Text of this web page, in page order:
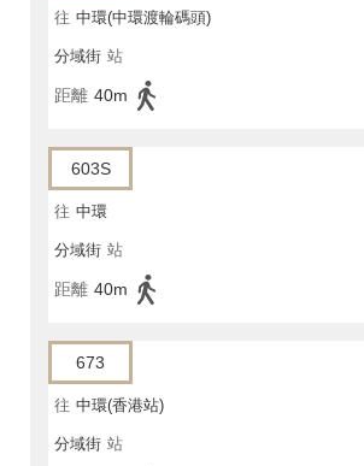
往 中環(中環渡輪碼頭)
分域街 站
距離 40m
603S
往 中環
分域街 站
距離 40m
673
往 中環(香港站)
分域街 站